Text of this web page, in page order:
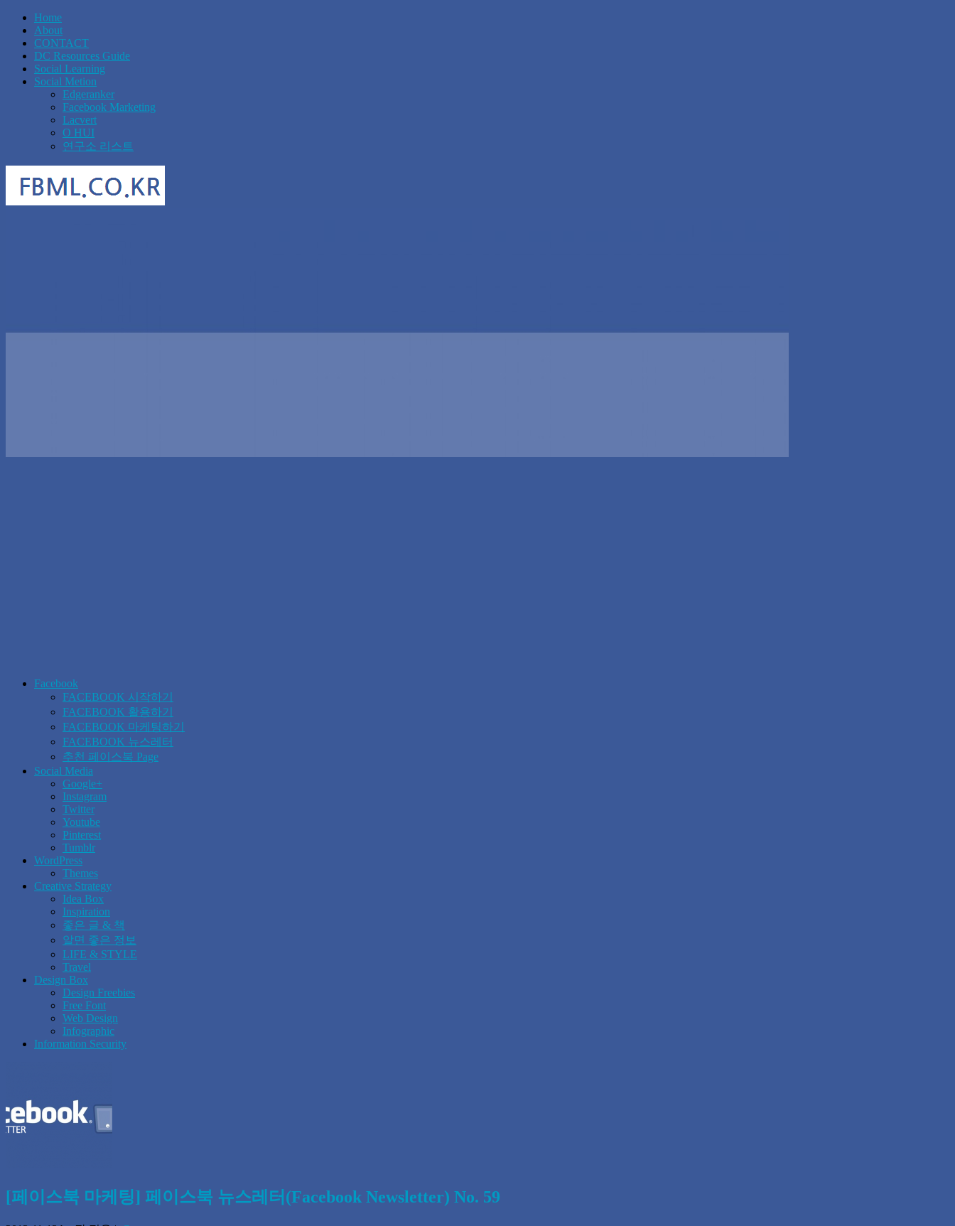
Home
About
CONTACT
DC Resources Guide
Social Learning
Social Metion
Edgeranker
Facebook Marketing
Lacvert
O HUI
연구소 리스트
Facebook
FACEBOOK 시작하기
FACEBOOK 활용하기
FACEBOOK 마케팅하기
FACEBOOK 뉴스레터
추천 페이스북 Page
Social Media
Google+
Instagram
Twitter
Youtube
Pinterest
Tumblr
WordPress
Themes
Creative Strategy
Idea Box
Inspiration
좋은 글 & 책
알면 좋은 정보
LIFE & STYLE
Travel
Design Box
Design Freebies
Free Font
Web Design
Infographic
Information Security
[페이스북 마케팅] 페이스북 뉴스레터(Facebook Newsletter) No. 59